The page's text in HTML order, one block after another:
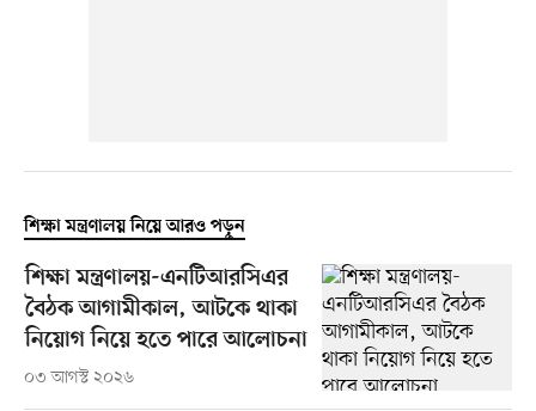
শিক্ষা মন্ত্রণালয় নিয়ে আরও পড়ুন
শিক্ষা মন্ত্রণালয়-এনটিআরসিএর
বৈঠক আগামীকাল, আটকে থাকা
নিয়োগ নিয়ে হতে পারে আলোচনা
০৩ আগস্ট ২০২৬